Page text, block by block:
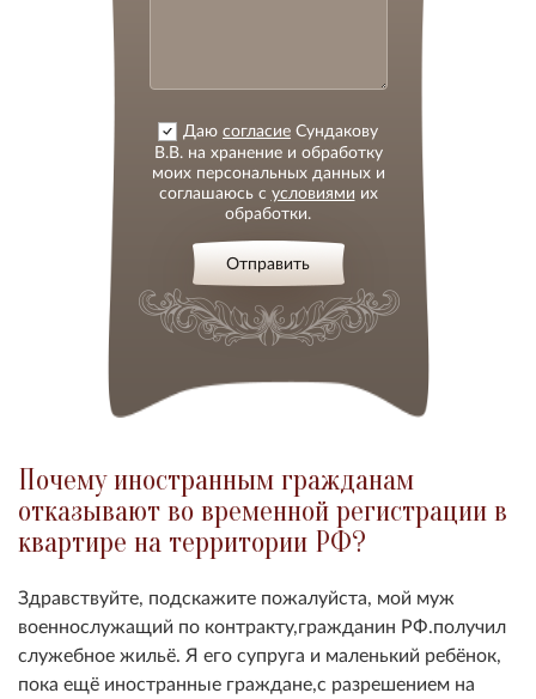
Даю согласие Сундакову
В.В. на хранение и обработку
моих персональных данных и
соглашаюсь с условиями их
обработки.
Отправить
Почему иностранным гражданам
отказывают во временной регистрации в
квартире на территории РФ?
Здравствуйте, подскажите пожалуйста, мой муж
военнослужащий по контракту,гражданин РФ.получил
служебное жильё. Я его супруга и маленький ребёнок,
пока ещё иностранные граждане,с разрешением на